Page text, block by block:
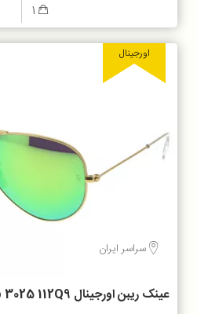
1
اورجینال
سراسر ایران
عینک ریبن اورجینال rb 3025 112Q9